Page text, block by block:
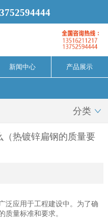
新闻中心 产品展示
分类 
热镀锌扁钢的质量要
泛应用于工程建设中。为了确
质量标准和要求。